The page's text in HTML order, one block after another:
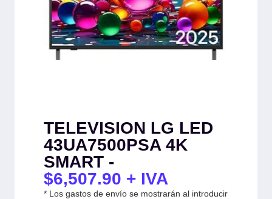
TELEVISION LG LED
43UA7500PSA 4K
SMART -
$6,507.90 + IVA
* Los gastos de envío se mostrarán al introducir